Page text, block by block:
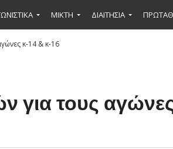
ΜΙΚΤΉ ΔΙΑΙΤΗΣΙΑ
κ-14 & κ-16
για τους